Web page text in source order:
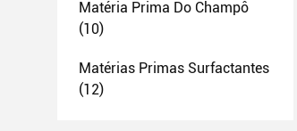
Matéria Prima Do Champô
(10)
Matérias Primas Surfactantes
(12)